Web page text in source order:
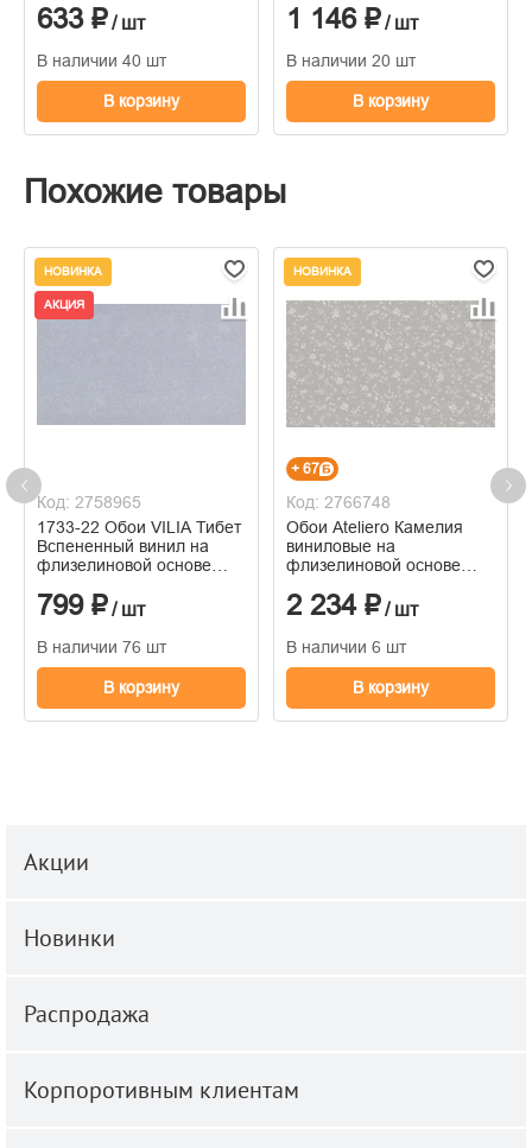
633 ₽/ шт
В наличии 40 шт
В корзину
1 146 ₽/ шт
В наличии 20 шт
В корзину
Похожие товары
НОВИНКА
АКЦИЯ
Код: 2758965
1733-22 Обои VILIA Тибет
Вспененный винил на
флизелиновой основе
799 ₽/ шт
В наличии 76 шт
В корзину
НОВИНКА
+ 67
Код: 2766748
Обои Ateliero Камелия
виниловые на
флизелиновой основе
1,06м*10м
2 234 ₽/ шт
В наличии 6 шт
В корзину
Акции
Новинки
Распродажа
Корпоротивным клиентам